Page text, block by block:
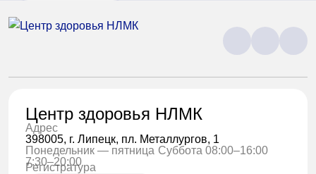
Центр здоровья НЛМК
Адрес
398005, г. Липецк, пл. Металлургов, 1
Понедельник — пятница
7:30–20:00
Суббота 08:00–16:00
Регистратура